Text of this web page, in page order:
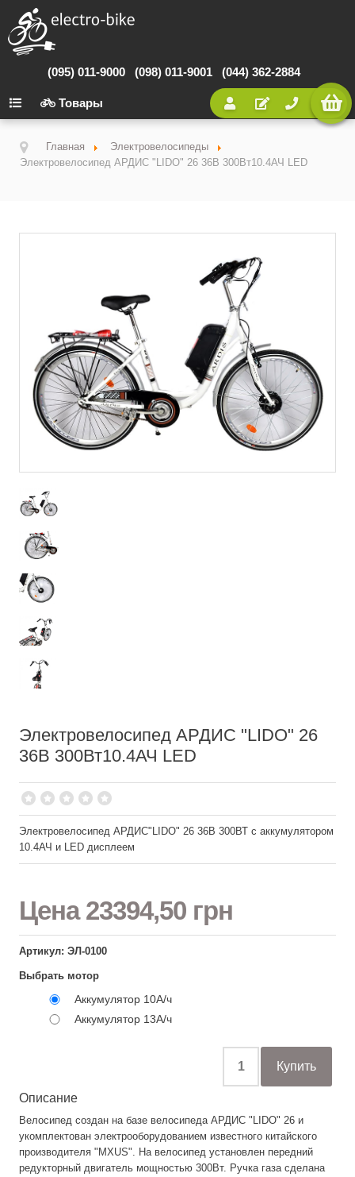
(095) 011-9000 (098) 011-9001 (044) 362-2884
Товары
Главная
Электровелосипеды
Электровелосипед АРДИС "LIDO" 26 36В 300Вт10.4АЧ LED
Электровелосипед АРДИС "LIDO" 26
36В 300Вт10.4АЧ LED
Электровелосипед АРДИС"LIDO" 26 36В 300ВТ с аккумулятором
10.4АЧ и LED дисплеем
Цена23394,50 грн
Артикул: ЭЛ-0100
Выбрать мотор
Аккумулятор 10А/ч
Аккумулятор 13А/ч
Описание
Велосипед создан на базе велосипеда АРДИС "LIDO" 26 и
укомплектован электрооборудованием известного китайского
производителя "MXUS". На велосипед установлен передний
редукторный двигатель мощностью 300Вт. Ручка газа сделана